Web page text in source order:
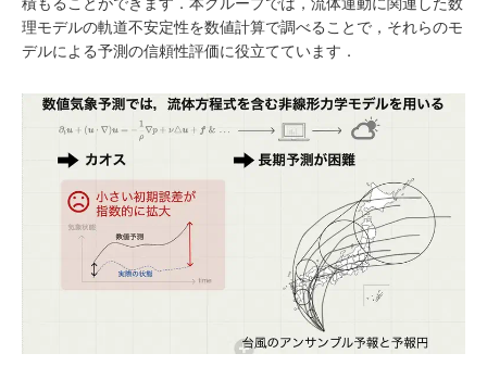
積もることができます．本グループでは，流体運動に関連した数
理モデルの軌道不安定性を数値計算で調べることで，それらのモ
デルによる予測の信頼性評価に役立てています．